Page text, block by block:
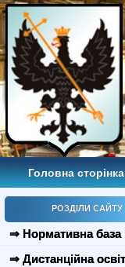
Головна сторінка
РОЗДІЛИ САЙТУ
⇒ Нормативна база
⇒ Дистанційна